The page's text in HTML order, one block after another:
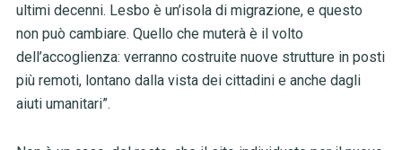
ultimi decenni. Lesbo è un’isola di migrazione, e questo
non può cambiare. Quello che muterà è il volto
dell’accoglienza: verranno costruite nuove strutture in posti
più remoti, lontano dalla vista dei cittadini e anche dagli
aiuti umanitari”.